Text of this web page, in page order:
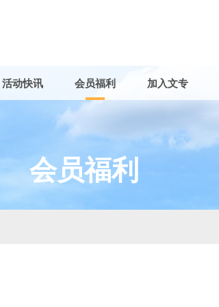
活动快讯 会员福利 加入文专
会员福利